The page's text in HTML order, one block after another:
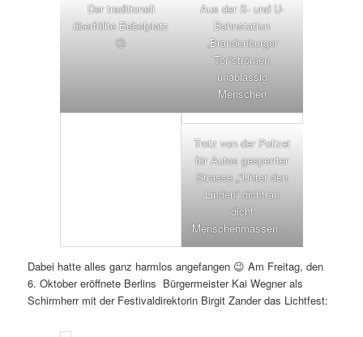
Der traditionell
überfüllte Bebelplatz
😉
Aus der S- und U-
Bahnstation
„Brandenburger
Tor“strömen
unablässig
Menschen
Trotz von der Polizei
für Autos gesperrter
Strasse „“Unter den
Linden“ dicht an
dicht
Menschenmassen….
Dabei hatte alles ganz harmlos angefangen 😉 Am Freitag, den
6. Oktober eröffnete Berlins Bürgermeister Kai Wegner als
Schirmherr mit der Festivaldirektorin Birgit Zander das Lichtfest: